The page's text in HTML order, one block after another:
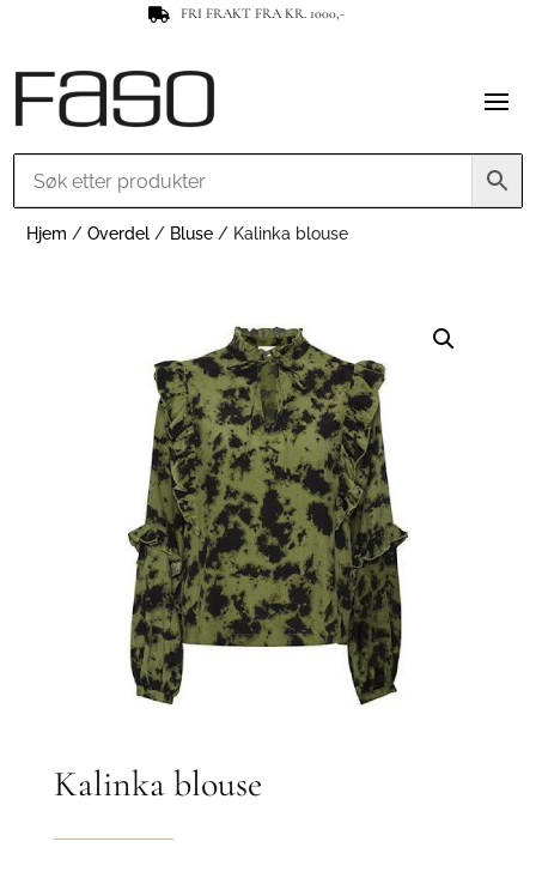
 FRI FRAKT FRA KR. 1000,-
Hjem /Overdel / Bluse / Kalinka blouse
Kalinka blouse